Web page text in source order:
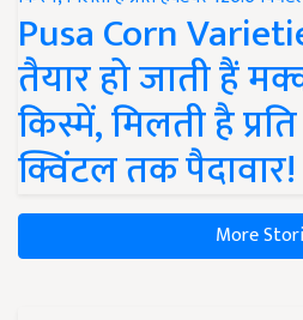
Pusa Corn
तैयार हो जाती हैं
किस्में, मिलती है
क्विंटल तक पैदावार!
More